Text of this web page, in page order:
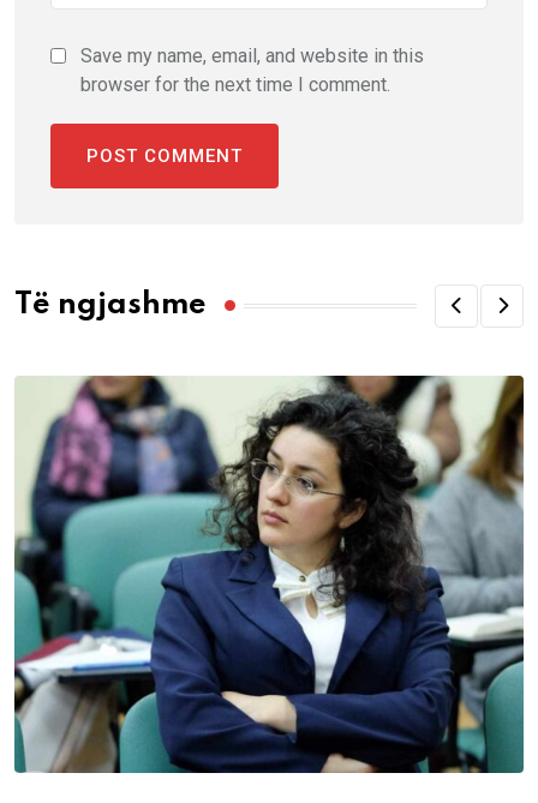
Save my name, email, and website in this
browser for the next time I comment.
Të ngjashme